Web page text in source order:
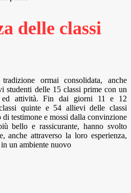
delle classi
ormai consolidata, anche
studenti delle 15 classi prime con un
ed attività. Fin dai giorni 11 e 12
quinte e 54 allievi delle classi
di testimone e mossi dalla convinzione
bello e rassicurante, hanno svolto
anche attraverso la loro esperienza,
un ambiente nuovo